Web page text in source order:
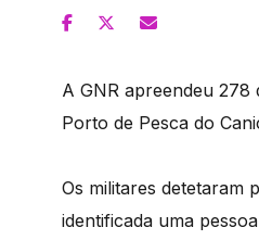
A GNR apreendeu
Porto de Pesca do
Os militares detetaram
identificada uma